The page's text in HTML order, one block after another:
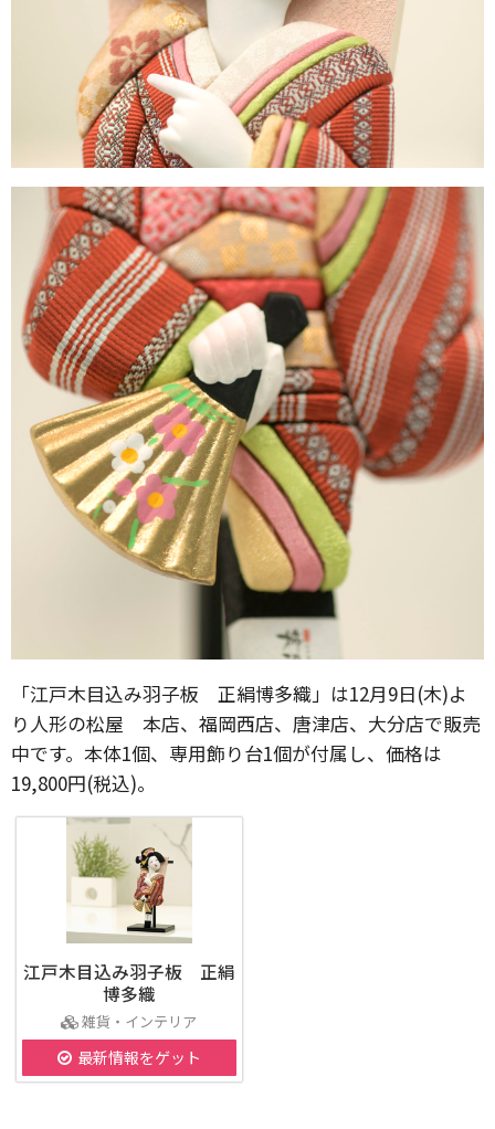
「江戸木目込み羽子板 正絹博多織」は12月9日(木)よ
り人形の松屋 本店、福岡西店、唐津店、大分店で販売
中です。本体1個、専用飾り台1個が付属し、価格は
19,800円(税込)。
江戸木目込み羽子板 正絹
博多織
雑貨・インテリア
最新情報をゲット